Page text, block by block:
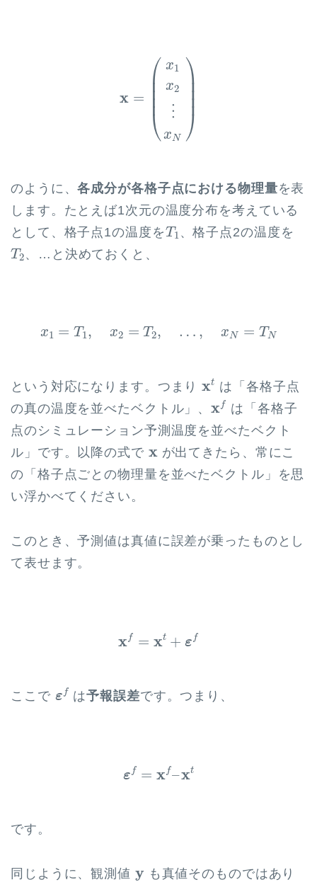
x =
⎛
⎜
⎜ ⎜
⎜⎝
x1
x2
⋮
x N
⎞
⎟ ⎟ ⎟
⎟
⎠
x x
のように、各成分が各格子点における物理量を表
します。たとえば1次元の温度分布を考えている
として、格子点1の温度をT 1
T1 、格子点2の温度を
T2
T2 、…と決めておくと、
x1 = T1, x2 = T2, … , x N = T N
x =T
という対応になります。つまりxt
t
は「各格子点
の真の温度を並べたベクトル」、x f
f
は「各格子
点のシミュレーション予測温度を並べたベクト
ル」です。以降の式で x
x が出てきたら、常にこ
の「格子点ごとの物理量を並べたベクトル」を思
い浮かべてください。
このとき、予測値は真値に誤差が乗ったものとし
て表せます。
x f = xt + ε f
x t+
ここで ε f
f
は予報誤差です。つまり、
ε f = x f–xt
ε –
です。
同じように、観測値 y
y も真値そのものではあり